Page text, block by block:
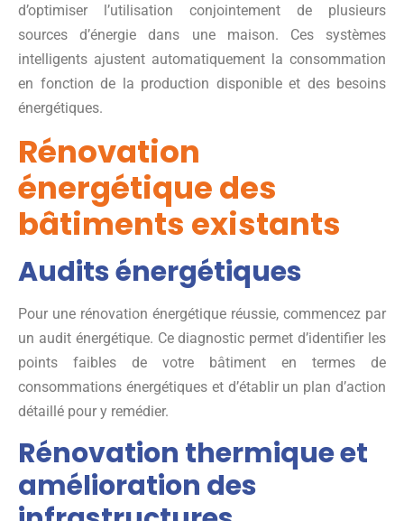
d’optimiser l’utilisation conjointement de plusieurs
sources d’énergie dans une maison. Ces systèmes
intelligents ajustent automatiquement la consommation
en fonction de la production disponible et des besoins
énergétiques.
Rénovation
énergétique des
bâtiments existants
Audits énergétiques
Pour une rénovation énergétique réussie, commencez par
un audit énergétique. Ce diagnostic permet d’identifier les
points faibles de votre bâtiment en termes de
consommations énergétiques et d’établir un plan d’action
détaillé pour y remédier.
Rénovation thermique et
amélioration des